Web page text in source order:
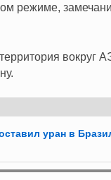
режиме,
вокруг
уран в